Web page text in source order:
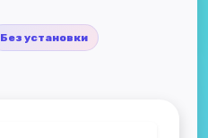
Без установки